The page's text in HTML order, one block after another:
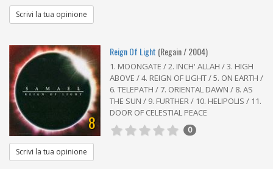
Scrivi la tua opinione
8
Reign Of Light (Regain / 2004)
1. MOONGATE / 2. INCH' ALLAH / 3. HIGH
ABOVE / 4. REIGN OF LIGHT / 5. ON EARTH /
6. TELEPATH / 7. ORIENTAL DAWN / 8. AS
THE SUN / 9. FURTHER / 10. HELIPOLIS / 11.
DOOR OF CELESTIAL PEACE
0
Scrivi la tua opinione